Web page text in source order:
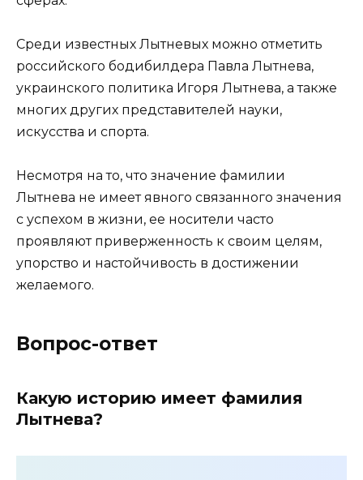
Среди известных Лытневых можно отметить
российского бодибилдера Павла Лытнева,
украинского политика Игоря Лытнева, а также
многих других представителей науки,
искусства и спорта.
Несмотря на то, что значение фамилии
Лытнева не имеет явного связанного значения
с успехом в жизни, ее носители часто
проявляют приверженность к своим целям,
упорство и настойчивость в достижении
желаемого.
Вопрос-ответ
Какую историю имеет фамилия
Лытнева?